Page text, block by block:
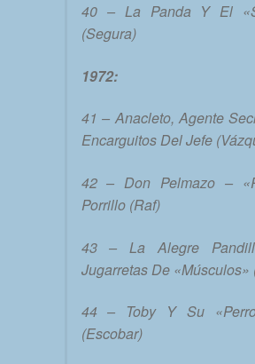
40 – La Panda Y El
(Segura)
1972:
41 – Anacleto, Agente
Encarguitos Del Jefe
42 – Don Pelmazo –
Porrillo (Raf)
43 – La Alegre
Jugarretas De «Músculos»
44 – Toby Y Su
(Escobar)